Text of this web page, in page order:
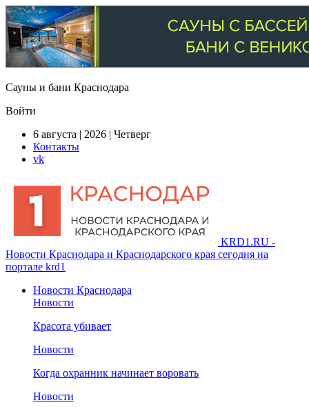
Сауны и бани Краснодара
Войти
6 августа | 2026 | Четверг
Контакты
vk
KRD1.RU -
Новости Краснодара и Краснодарского края сегодня на
портале krd1
Новости Краснодара
Новости
Красота убивает
Новости
Когда охранник начинает воровать
Новости